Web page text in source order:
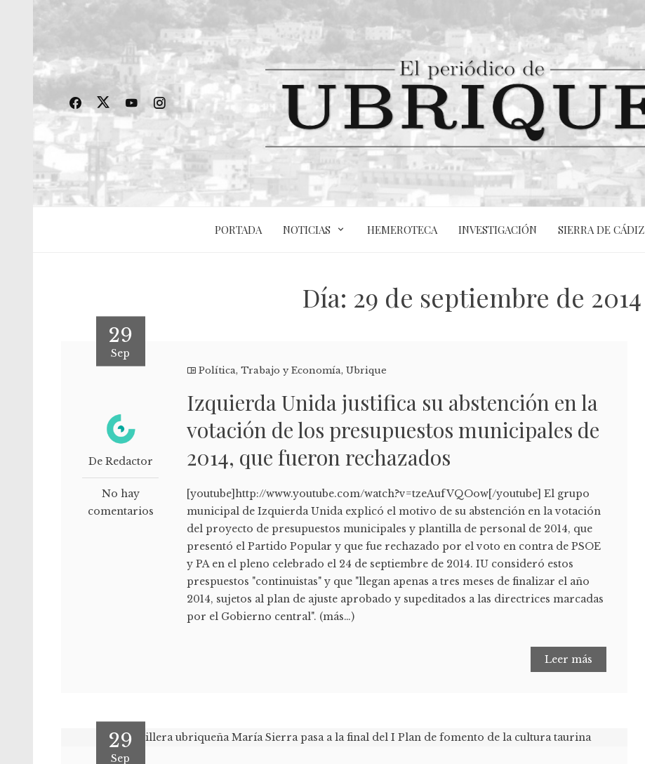
PORTADA NOTICIAS HEMEROTECA INVESTIGACIÓN SIERRA DE CÁDIZ
Día: 29 de septiembre de 2014
29
Sep
De Redactor
No hay
comentarios
Política,Trabajo y Economía,Ubrique
Izquierda Unida justifica su abstención en la
votación de los presupuestos municipales de
2014, que fueron rechazados
[youtube]http://www.youtube.com/watch?v=tzeAufVQOow[/youtube] El grupo
municipal de Izquierda Unida explicó el motivo de su abstención en la votación
del proyecto de presupuestos municipales y plantilla de personal de 2014, que
presentó el Partido Popular y que fue rechazado por el voto en contra de PSOE
y PA en el pleno celebrado el 24 de septiembre de 2014. IU consideró estos
prespuestos "continuistas" y que "llegan apenas a tres meses de finalizar el año
2014, sujetos al plan de ajuste aprobado y supeditados a las directrices marcadas
por el Gobierno central". (más…)
Leer más
29
Sep